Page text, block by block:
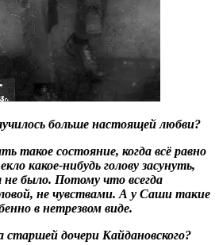
больше настоящей любви?
такое состояние, когда всё равно
какое-нибудь голову засунуть,
было. Потому что всегда
не чувствами. А у Саши такие
в нетрезвом виде.
старшей дочери Кайдановского?